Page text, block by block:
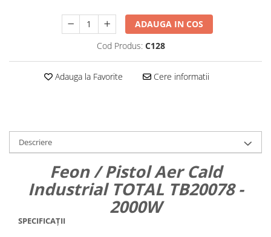
ADAUGA IN COS
Cod Produs: C128
Adauga la Favorite Cere informatii
Descriere
Feon / Pistol Aer Cald
Industrial TOTAL TB20078 -
2000W
SPECIFICAȚII